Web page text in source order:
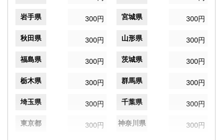
岩手県 300円 宮城県 300円
秋田県 300円 山形県 300円
福島県 300円 茨城県 300円
栃木県 300円 群馬県 300円
埼玉県 300円 千葉県 300円
東京都 300円 神奈川県 300円